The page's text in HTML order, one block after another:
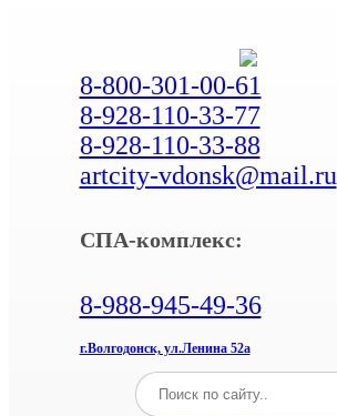
8-800-301-00-61
8-928-110-33-77
8-928-110-33-88
artcity-vdonsk@mail.ru
СПА-комплекс:
8-988-945-49-36
г.Волгодонск, ул.Ленина 52а